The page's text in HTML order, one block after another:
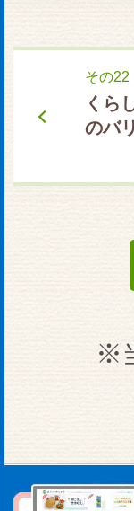
その22
くら
のバ
※